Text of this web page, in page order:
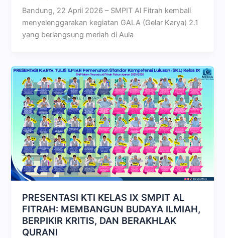
Bandung, 22 April 2026 – SMPIT Al Fitrah kembali
menyelenggarakan kegiatan GALA (Gelar Karya) 2.1
yang berlangsung meriah di Aula
PRESENTASI KTI KELAS IX SMPIT AL
FITRAH: MEMBANGUN BUDAYA ILMIAH,
BERPIKIR KRITIS, DAN BERAKHLAK
QURANI